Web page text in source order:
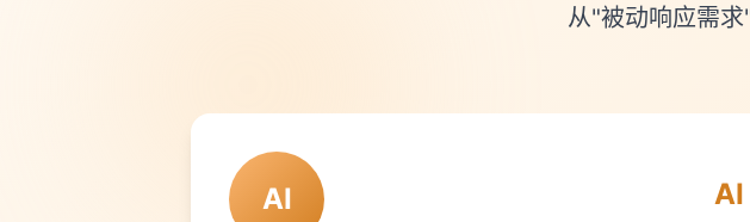
从"被动响应需
AI AI